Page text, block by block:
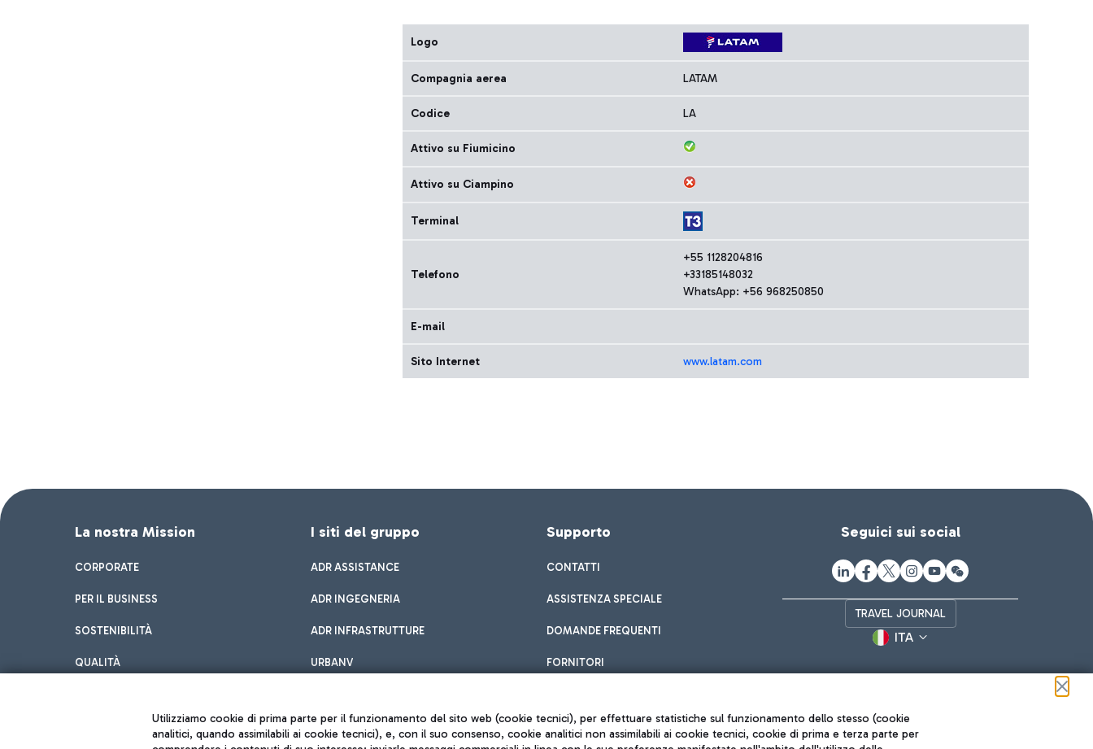
Logo
Compagnia aerea LATAM
Codice LA
Attivo su Fiumicino
Attivo su Ciampino
Terminal
Telefono
+55 1128204816
+33185148032
WhatsApp: +56 968250850
E-mail
Sito Internet www.latam.com
La nostra Mission
CORPORATE
PER IL BUSINESS
SOSTENIBILITÀ
QUALITÀ
I siti del gruppo
ADR ASSISTANCE
ADR INGEGNERIA
ADR INFRASTRUTTURE
URBANV
Supporto
CONTATTI
ASSISTENZA SPECIALE
DOMANDE FREQUENTI
FORNITORI
Seguici sui social
TRAVEL JOURNAL
ITA
Utilizziamo cookie di prima parte per il funzionamento del sito web (cookie tecnici), per effettuare statistiche sul funzionamento dello stesso (cookie
analitici, quando assimilabili ai cookie tecnici), e, con il suo consenso, cookie analitici non assimilabili ai cookie tecnici, cookie di prima e terza parte per